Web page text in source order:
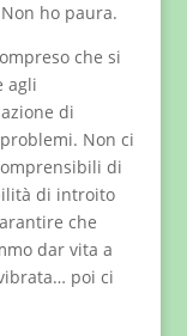
ho paura.
che si
agli
di
Non ci
di
di introito
che
dar vita a
poi ci